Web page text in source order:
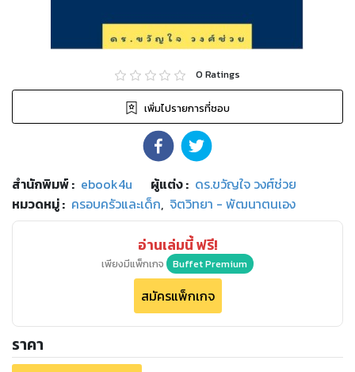
0 Ratings
เพิ่มไปรายการที่ชอบ
สำนักพิมพ์: ebook4u ผู้แต่ง : ดร.ขวัญใจ วงศ์ช่วย
หมวดหมู่: ครอบครัวและเด็ก, จิตวิทยา - พัฒนาตนเอง
อ่านเล่มนี้ ฟรี!
เพียงมีแพ็กเกจ Buffet Premium
สมัครแพ็กเกจ
ราคา